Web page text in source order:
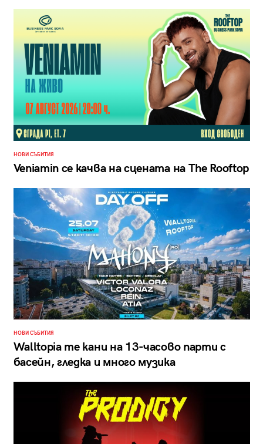
НОВИ СЪБИТИЯ
Veniamin се качва на сцената на The Rooftop
НОВИ СЪБИТИЯ
Walltopia те кани на 13-часово парти с
басейн, гледка и много музика